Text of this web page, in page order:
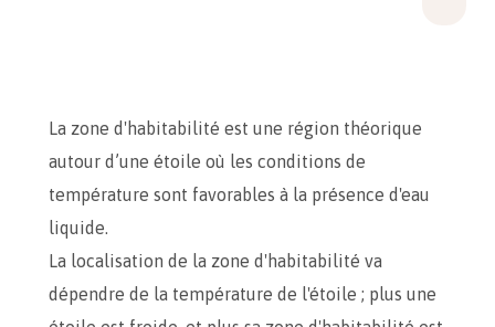
La zone d'habitabilité est une région théorique
autour d’une étoile où les conditions de
température sont favorables à la présence d'eau
liquide.
La localisation de la zone d'habitabilité va
dépendre de la température de l'étoile ; plus une